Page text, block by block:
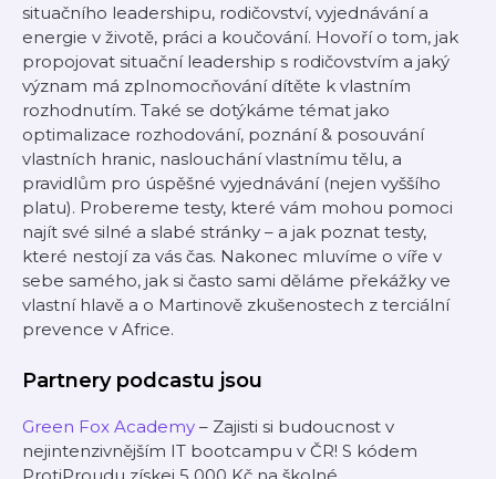
situačního leadershipu, rodičovství, vyjednávání a
energie v životě, práci a koučování. Hovoří o tom, jak
propojovat situační leadership s rodičovstvím a jaký
význam má zplnomocňování dítěte k vlastním
rozhodnutím. Také se dotýkáme témat jako
optimalizace rozhodování, poznání & posouvání
vlastních hranic, naslouchání vlastnímu tělu, a
pravidlům pro úspěšné vyjednávání (nejen vyššího
platu). Probereme testy, které vám mohou pomoci
najít své silné a slabé stránky – a jak poznat testy,
které nestojí za vás čas. Nakonec mluvíme o víře v
sebe samého, jak si často sami děláme překážky ve
vlastní hlavě a o Martinově zkušenostech z terciální
prevence v Africe.
Partnery podcastu jsou
Green Fox Academy – Zajisti si budoucnost v
nejintenzivnějším IT bootcampu v ČR! S kódem